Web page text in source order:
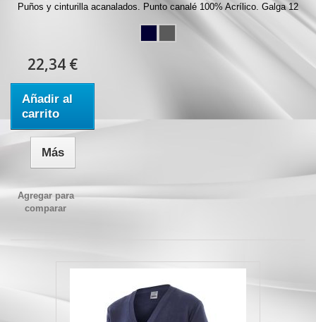
Puños y cinturilla acanalados. Punto canalé 100% Acrílico. Galga 12
22,34 €
Añadir al
carrito
Más
Agregar para
comparar